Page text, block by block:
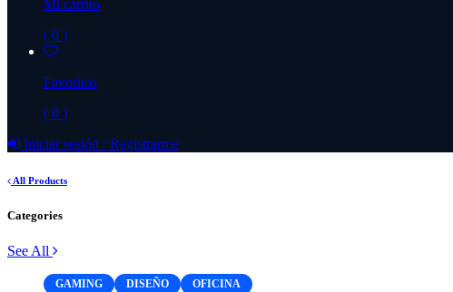
Mi carrito
( 0 )
Favoritos
( 0 )
Iniciar sesión /Registrarme
All Products
Categories
See All
GAMING DISEÑO OFICINA